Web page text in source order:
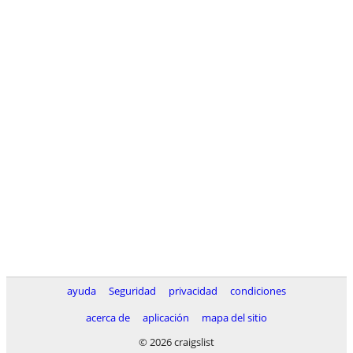
ayuda Seguridad privacidad
condiciones
acerca de
aplicación
mapa del sitio
© 2026 craigslist